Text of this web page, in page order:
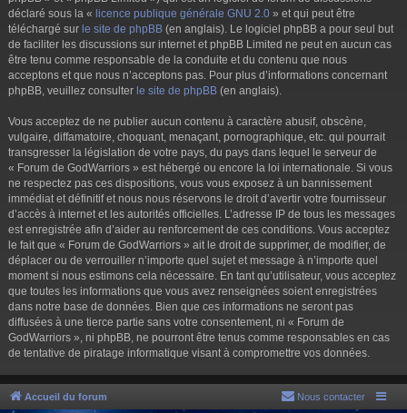
déclaré sous la « licence publique générale GNU 2.0 » et qui peut être
téléchargé sur le site de phpBB (en anglais). Le logiciel phpBB a pour seul but
de faciliter les discussions sur internet et phpBB Limited ne peut en aucun cas
être tenu comme responsable de la conduite et du contenu que nous
acceptons et que nous n’acceptons pas. Pour plus d’informations concernant
phpBB, veuillez consulter le site de phpBB (en anglais).
Vous acceptez de ne publier aucun contenu à caractère abusif, obscène,
vulgaire, diffamatoire, choquant, menaçant, pornographique, etc. qui pourrait
transgresser la législation de votre pays, du pays dans lequel le serveur de
« Forum de GodWarriors » est hébergé ou encore la loi internationale. Si vous
ne respectez pas ces dispositions, vous vous exposez à un bannissement
immédiat et définitif et nous nous réservons le droit d’avertir votre fournisseur
d’accès à internet et les autorités officielles. L’adresse IP de tous les messages
est enregistrée afin d’aider au renforcement de ces conditions. Vous acceptez
le fait que « Forum de GodWarriors » ait le droit de supprimer, de modifier, de
déplacer ou de verrouiller n’importe quel sujet et message à n’importe quel
moment si nous estimons cela nécessaire. En tant qu’utilisateur, vous acceptez
que toutes les informations que vous avez renseignées soient enregistrées
dans notre base de données. Bien que ces informations ne seront pas
diffusées à une tierce partie sans votre consentement, ni « Forum de
GodWarriors », ni phpBB, ne pourront être tenus comme responsables en cas
de tentative de piratage informatique visant à compromettre vos données.
Accueil du forum Nous contacter